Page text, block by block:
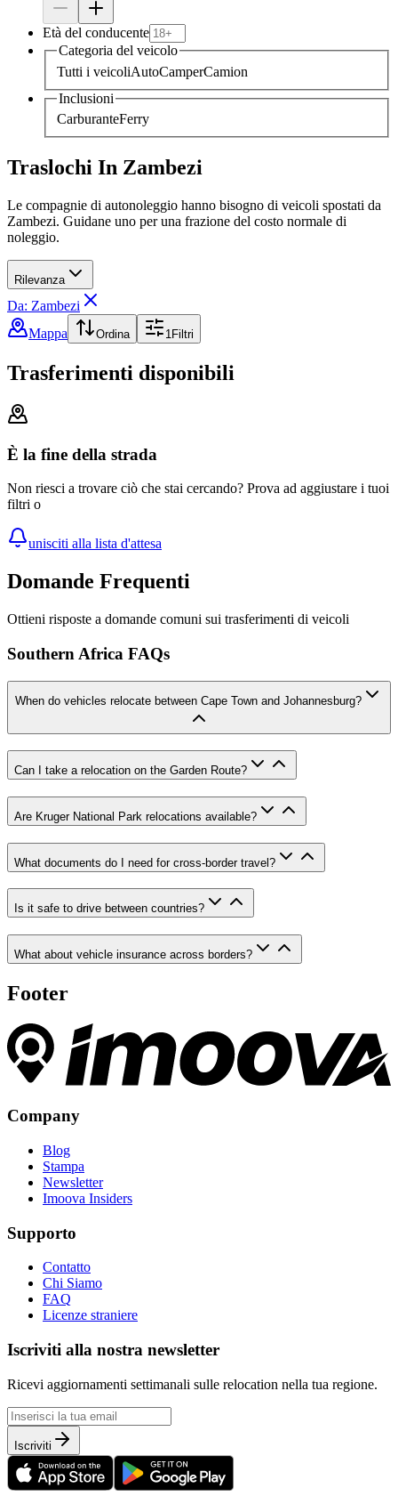
Età del conducente
Categoria del veicolo
Tutti i veicoliAutoCamperCamion
Inclusioni
CarburanteFerry
Traslochi In Zambezi
Le compagnie di autonoleggio hanno bisogno di veicoli spostati da
Zambezi. Guidane uno per una frazione del costo normale di
noleggio.
Rilevanza
Da: Zambezi
Mappa
Ordina 1Filtri
Trasferimenti disponibili
È la fine della strada
Non riesci a trovare ciò che stai cercando? Prova ad aggiustare i tuoi
filtri o
unisciti alla lista d'attesa
Domande Frequenti
Ottieni risposte a domande comuni sui trasferimenti di veicoli
Southern Africa FAQs
When do vehicles relocate between Cape Town and Johannesburg?
Can I take a relocation on the Garden Route?
Are Kruger National Park relocations available?
What documents do I need for cross-border travel?
Is it safe to drive between countries?
What about vehicle insurance across borders?
Footer
Company
Blog
Stampa
Newsletter
Imoova Insiders
Supporto
Contatto
Chi Siamo
FAQ
Licenze straniere
Iscriviti alla nostra newsletter
Ricevi aggiornamenti settimanali sulle relocation nella tua regione.
Iscriviti